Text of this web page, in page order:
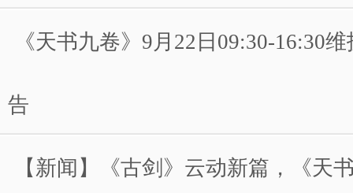
《天书九卷》9月22日09:30-16:30
告
【新闻】《古剑》云动新篇，《天